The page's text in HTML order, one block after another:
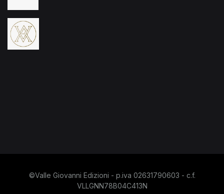
©Valle Giovanni Edizioni - p.iva 02631790603 - c.f.
VLLGNN78B04C413N